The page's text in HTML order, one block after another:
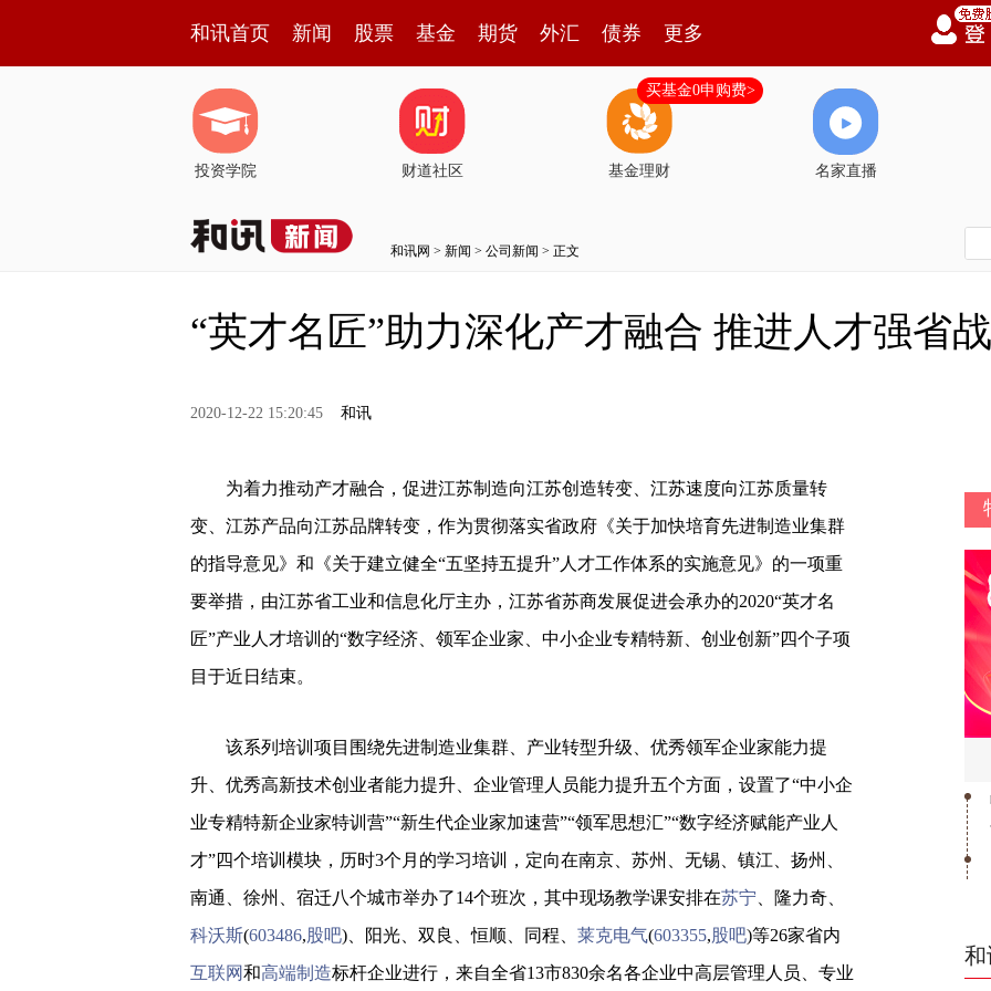
和讯首页 新闻 股票 基金 期货 外汇 债券 更多
投资学院 财道社区 基金理财
买基金0申购费>
名家直播
和讯网 > 新闻 > 公司新闻 > 正文
“英才名匠”助力深化产才融合 推进人才强省
2020-12-22 15:20:45 和讯
为着力推动产才融合，促进江苏制造向江苏创造转变、江苏速度向江苏质量转
变、江苏产品向江苏品牌转变，作为贯彻落实省政府《关于加快培育先进制造业集群
的指导意见》和《关于建立健全“五坚持五提升”人才工作体系的实施意见》的一项重
要举措，由江苏省工业和信息化厅主办，江苏省苏商发展促进会承办的2020“英才名
匠”产业人才培训的“数字经济、领军企业家、中小企业专精特新、创业创新”四个子项
目于近日结束。
该系列培训项目围绕先进制造业集群、产业转型升级、优秀领军企业家能力提
升、优秀高新技术创业者能力提升、企业管理人员能力提升五个方面，设置了“中小企
业专精特新企业家特训营”“新生代企业家加速营”“领军思想汇”“数字经济赋能产业人
才”四个培训模块，历时3个月的学习培训，定向在南京、苏州、无锡、镇江、扬州、
南通、徐州、宿迁八个城市举办了14个班次，其中现场教学课安排在苏宁 、隆力奇、
科沃斯(603486, 股吧)、阳光、双良、恒顺、同程、 莱克电气(603355, 股吧)等26家省内
互联网和高端制造标杆企业进行，来自全省13市830余名各企业中高层管理人员、专业
和